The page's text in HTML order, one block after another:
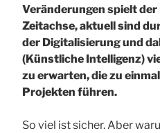
Veränderungen spielt
Zeitachse, aktuell sind
der Digitalisierung und
(Künstliche Intelligenz)
zu erwarten, die zu
Projekten führen.
So viel ist sicher. Aber